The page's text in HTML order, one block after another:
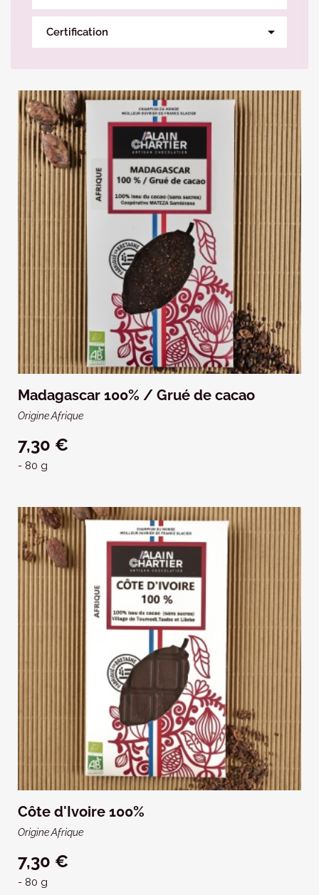
Certification 
Madagascar 100% / Grué de cacao
Origine Afrique
7,30 €
- 80 g
Côte d'Ivoire 100%
Origine Afrique
7,30 €
- 80 g